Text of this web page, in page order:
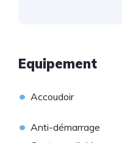
Equipement
• Accoudoir
• Anti-démarrage